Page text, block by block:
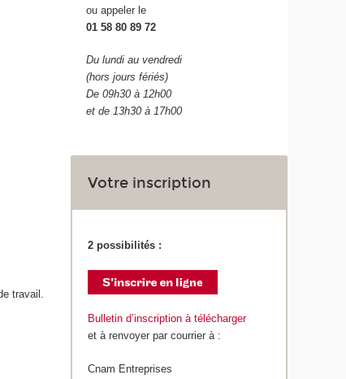
travail.
ou appeler le
01 58 80 89 72
Du lundi au vendredi
(hors jours fériés)
De 09h30 à 12h00
et de 13h30 à 17h00
Votre inscription
2 possibilités :
Bulletin d’inscription à télécharger
et à renvoyer par courrier à :
Cnam Entreprises